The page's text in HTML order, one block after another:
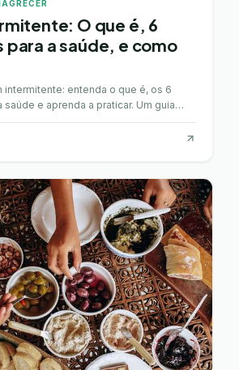
O que é, 6
a saúde, e como
intermitente: entenda o que é, os 6
e aprenda a praticar. Um guia
hoje.